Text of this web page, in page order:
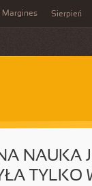
Margines Sierpień
NAUKA
TYLKO